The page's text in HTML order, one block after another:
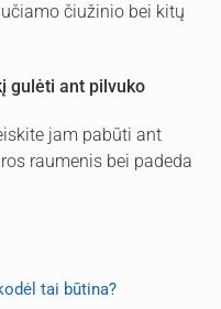
čiužinio bei kitų
gulėti ant pilvuko
jam pabūti ant
raumenis bei padeda
tai būtina?